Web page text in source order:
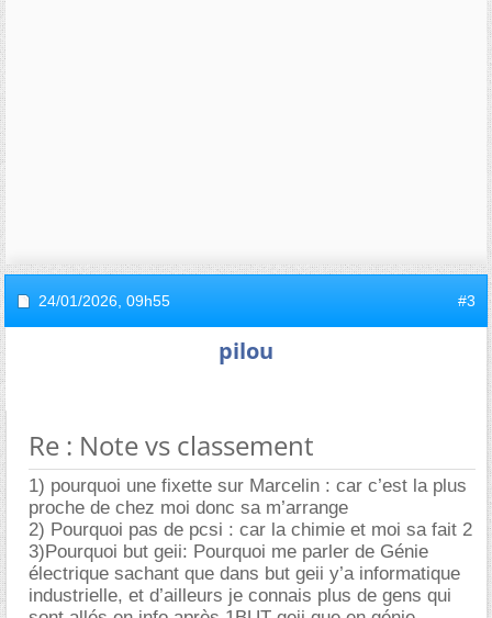
24/01/2026, 09h55 #3
pilou
Re : Note vs classement
1) pourquoi une fixette sur Marcelin : car c’est la plus
proche de chez moi donc sa m’arrange
2) Pourquoi pas de pcsi : car la chimie et moi sa fait 2
3)Pourquoi but geii: Pourquoi me parler de Génie
électrique sachant que dans but geii y’a informatique
industrielle, et d’ailleurs je connais plus de gens qui